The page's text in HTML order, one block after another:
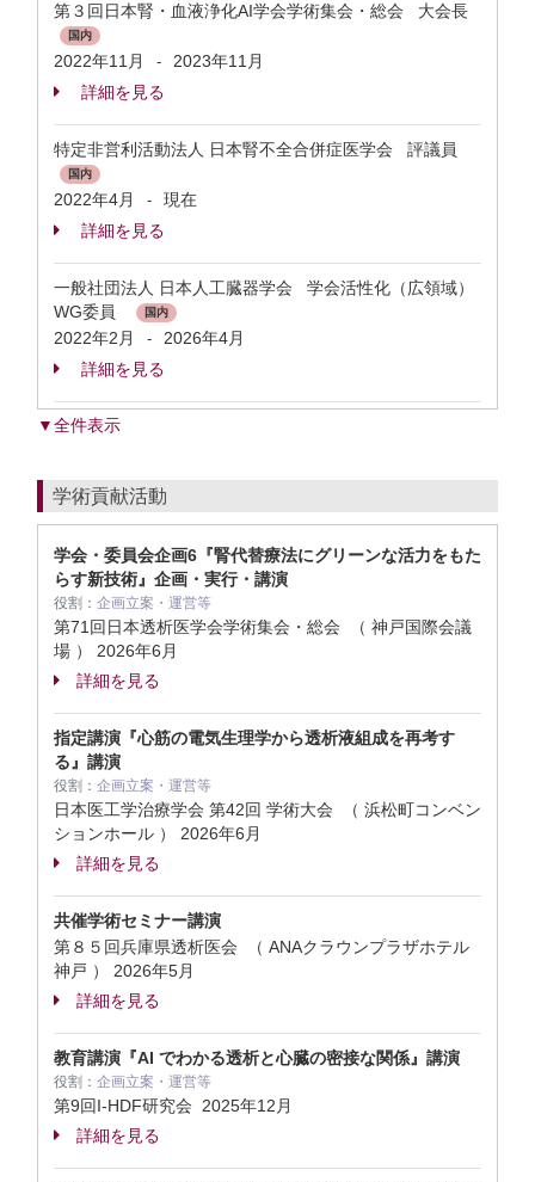
第３回日本腎・血液浄化AI学会学術集会・総会 大会長
国内
2022年11月 -
2023年11月
詳細を見る
特定非営利活動法人 日本腎不全合併症医学会 評議員
国内
2022年4月 -
現在
詳細を見る
一般社団法人 日本人工臓器学会 学会活性化（広領域）
WG委員
国内
2022年2月 -
2026年4月
詳細を見る
▼全件表示
学術貢献活動
学会・委員会企画6『腎代替療法にグリーンな活力をもた
らす新技術』企画・実行・講演
役割： 企画立案・運営等
第71回日本透析医学会学術集会・総会 （ 神戸国際会議
場 ） 2026年6月
詳細を見る
指定講演『心筋の電気生理学から透析液組成を再考す
る』講演
役割： 企画立案・運営等
日本医工学治療学会 第42回 学術大会 （ 浜松町コンベン
ションホール ） 2026年6月
詳細を見る
共催学術セミナー講演
第８５回兵庫県透析医会 （ ANAクラウンプラザホテル
神戸 ） 2026年5月
詳細を見る
教育講演『AI でわかる透析と心臓の密接な関係』講演
役割： 企画立案・運営等
第9回I-HDF研究会 2025年12月
詳細を見る